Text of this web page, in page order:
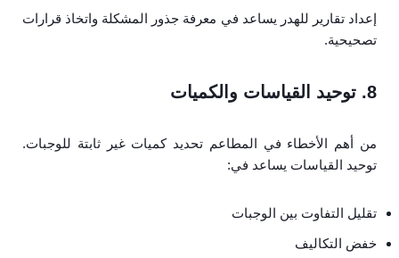
إعداد تقارير للهدر يساعد في معرفة جذور المشكلة واتخاذ قرارات
تصحيحية.
8. توحيد القياسات والكميات
من أهم الأخطاء في المطاعم تحديد كميات غير ثابتة للوجبات.
توحيد القياسات يساعد في:
تقليل التفاوت بين الوجبات
خفض التكاليف